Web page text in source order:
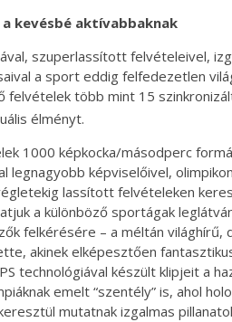
kevésbé aktívabbaknak
szuperlassított felvételeivel,
a sport eddig felfedezetlen
több mint 15
élményt.
1000 képkocka/másodperc
legnagyobb képviselőivel,
lassított felvételeken
a különböző sportágak
felkérésére – a méltán világhírű,
akinek elképesztően
technológiával készült klipjeit a
emelt “szentély” is, ahol
mutatnak izgalmas